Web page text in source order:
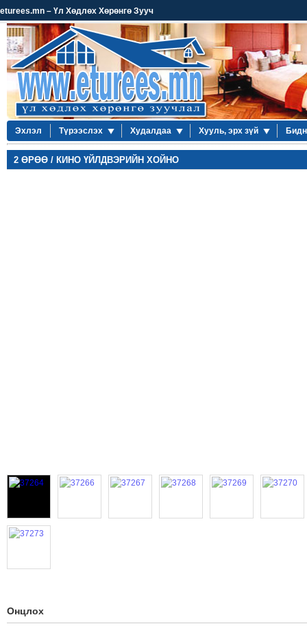
eturees.mn – Үл Хөдлөх Хөрөнгө Зууч
Эхлэл Түрээслэх Худалдаа Хууль, эрх зүй
2 ӨРӨӨ / КИНО ҮЙЛДВЭРИЙН ХОЙНО
Онцлох